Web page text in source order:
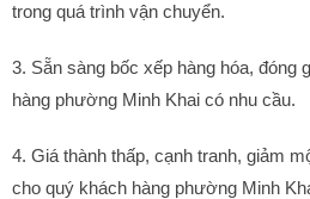
trong quá trình vận chuyển.
3. Sẵn sàng bốc xếp hàng hóa, đóng
hàng phường Minh Khai có nhu cầu.
4. Giá thành thấp, cạnh tranh, giảm
cho quý khách hàng phường Minh